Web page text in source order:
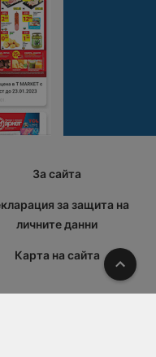
За сайта
за защита на
личните данни
Карта на сайта